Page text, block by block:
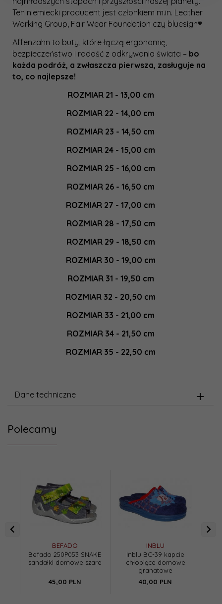
Ten niemiecki producent jest członkiem m.in. Leather
Working Group, Fair Wear Foundation czy bluesign®
Affenzahn to buty, które łączą ergonomię,
bezpieczeństwo i radość z odkrywania świata – bo
każda podróż, a zwłaszcza pierwsza, zasługuje na
to, co najlepsze!
ROZMIAR 21 - 13,00 cm
ROZMIAR 22 - 14,00 cm
ROZMIAR 23 - 14,50 cm
ROZMIAR 24 - 15,00 cm
ROZMIAR 25 - 16,00 cm
ROZMIAR 26 - 16,50 cm
ROZMIAR 27 - 17,00 cm
ROZMIAR 28 - 17,50 cm
ROZMIAR 29 - 18,50 cm
ROZMIAR 30 - 19,00 cm
ROZMIAR 31 - 19,50 cm
ROZMIAR 32 - 20,50 cm
ROZMIAR 33 - 21,00 cm
ROZMIAR 34 - 21,50 cm
ROZMIAR 35 - 22,50 cm
Dane techniczne
Polecamy
BEFADO
Befado 250P053 SNAKE
sandałki domowe szare
45,00 PLN
INBLU
Inblu BC-39 kapcie
chłopięce domowe
granatowe
40,00 PLN